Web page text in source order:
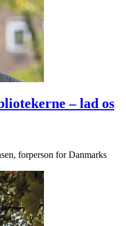
– lad os
forperson for Danmarks